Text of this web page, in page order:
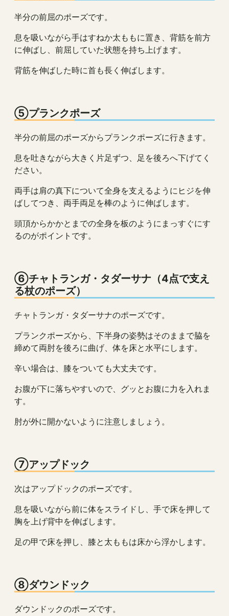
半分の前屈のポーズです。
息を吸いながら手はすねか太ももに置き、背筋を前方
に伸ばし、前屈していた状態を持ち上げます。
背筋を伸ばした時に首も長く伸ばします。
⑤プランクポーズ
半分の前屈のポーズからプランクポーズに行きます。
息を吐きながら大きく片足ずつ、足を後ろへ下げてく
ださい。
両手は肩の真下について全身を支えるようにヒジを伸
ばしてつき、両手両足を棒のように伸ばします。
頭頂からかかとまでの全身を板のようにまっすぐにす
るのがポイントです。
⑥チャトランガ・タダーサナ（4点で支え
る杖のポーズ）
チャトランガ・タダーサナのポーズです。
プランクポーズから、下半身の姿勢はそのままで脇を
締めて両肘を後ろに曲げ、体を床と水平にします。
辛い場合は、膝をついても大丈夫です。
お腹が下に落ちやすいので、グッとお腹に力を入れま
す。
肘が外に開かないように注意しましょう。
⑦アップドック
次はアップドックのポーズです。
息を吸いながら前に体をスライドし、手で床を押して
胸を上げ背中を伸ばします。
足の甲で床を押し、膝と太ももは床から浮かします。
⑧ダウンドック
ダウンドックのポーズです。